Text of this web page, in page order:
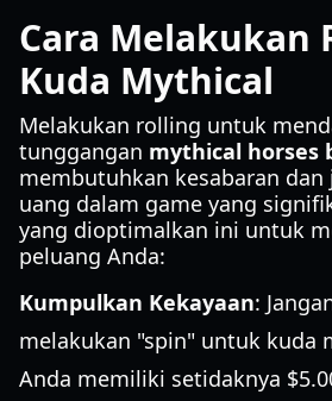
Cara Melakukan
Kuda Mythical
Melakukan rolling untuk
tunggangan mythical horses
membutuhkan kesabaran
uang dalam game yang
yang dioptimalkan ini untuk
peluang Anda:
Kumpulkan Kekayaan:
melakukan "spin" untuk kuda
Anda memiliki setidaknya